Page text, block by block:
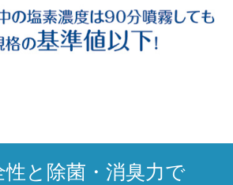
性と除菌・消臭力で